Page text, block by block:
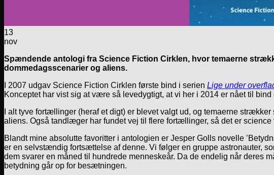
13
nov
Spændende antologi fra Science Fiction Cirklen, hvor temaerne
dommedagsscenarier og aliens.
I 2007 udgav Science Fiction Cirklen første bind i serien Lige under
Konceptet har vist sig at være så levedygtigt, at vi her i 2014 er nået til
I alt tyve fortællinger (heraf et digt) er blevet valgt ud, og temaerne
aliens. Også tandlæger har fundet vej til flere fortællinger, så det er
Blandt mine absolutte favoritter i antologien er Jesper Golls novelle
er en selvstændig fortsættelse af denne. Vi følger en gruppe astronauter,
dem svarer en måned til hundrede menneskeår. Da de endelig når deres
betydning går op for besætningen.